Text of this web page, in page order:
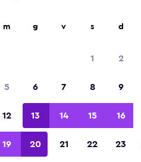
m g v s d
1 2
5 6 7 8 9
12 13 14 15 16
19 20 21 22 23